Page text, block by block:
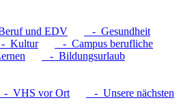
und EDV
- Gesundheit
Kultur
- Campus berufliche
- Bildungsurlaub
- VHS vor Ort
- Unsere nächsten